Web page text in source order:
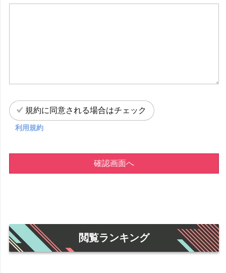
規約に同意される場合はチェック
利用規約
確認画面へ
閲覧ランキング